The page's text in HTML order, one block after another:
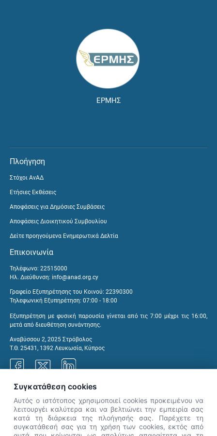
ΕΡΜΗΣ
Πλοήγηση
Στόχοι ΑνΑΔ
Ετήσιες Εκθέσεις
Αποφάσεις για Δημόσιες Συμβάσεις
Αποφάσεις Διοικητικού Συμβουλίου
Δείτε προηγούμενα Ενημερωτικά Δελτία
Επικοινωνία
Τηλέφωνο: 22515000
Ηλ. Διεύθυνση: info@anad.org.cy
Γραφείο Εξυπηρέτησης του Κοινού: 22390300
Τηλεφωνική Εξυπηρέτηση: 07:00 - 18:00
Εξυπηρέτηση με φυσική παρουσία γίνεται από τις 7:00 μέχρι τις 16:00,
μετά από διευθέτηση συνάντησης.
Αναβύσσου 2, 2025 Στρόβολος
Τ.Θ. 25431, 1392 Λευκωσία, Κύπρος
Γραφεία ΑνΑΔ
👋 Καλώς ήρθες! Είμαι η Νόησις.
Συγκατάθεση cookies
Αυτός ο ιστότοπος χρησιμοποιεί cookies προκειμένου να
λειτουργέι καλύτερα και να βελτιώνει την εμπειρία σας
κατά τη διάρκεια της πλοήγησής σας. Παρέχετε τη
συγκατάθεσή σας για τη χρήση των cookies, εκτός από